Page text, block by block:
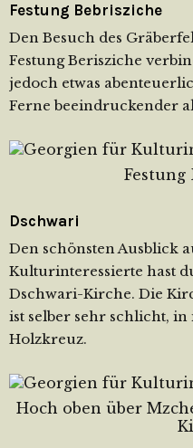
Festung Bebrisziche
Den Besuch des
Festung Berisziche
jedoch etwas
Ferne beeindruckender
Festung
Dschwari
Den schönsten Ausblick
Kulturinteressierte hast
Dschwari-Kirche. Die
ist selber sehr schlicht,
Holzkreuz.
Hoch oben über